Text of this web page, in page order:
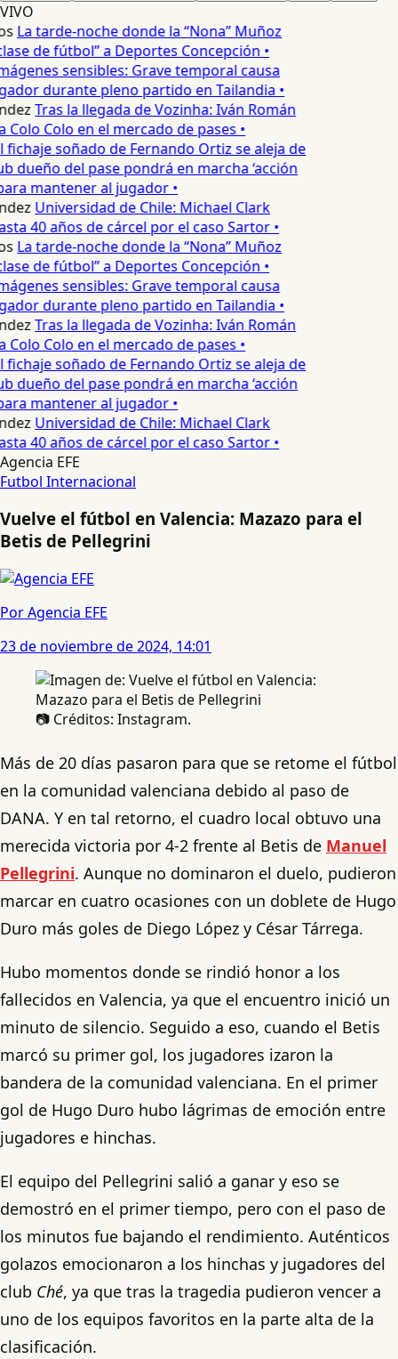
VIVO
La tarde-noche donde la “Nona” Muñoz
de fútbol” a Deportes Concepción •
sensibles: Grave temporal causa
durante pleno partido en Tailandia •
Tras la llegada de Vozinha: Iván Román
Colo en el mercado de pases •
fichaje soñado de Fernando Ortiz se aleja de
dueño del pase pondrá en marcha ‘acción
mantener al jugador •
Universidad de Chile: Michael Clark
40 años de cárcel por el caso Sartor •
La tarde-noche donde la “Nona” Muñoz
de fútbol” a Deportes Concepción •
sensibles: Grave temporal causa
durante pleno partido en Tailandia •
Tras la llegada de Vozinha: Iván Román
Colo en el mercado de pases •
fichaje soñado de Fernando Ortiz se aleja de
dueño del pase pondrá en marcha ‘acción
mantener al jugador •
Universidad de Chile: Michael Clark
40 años de cárcel por el caso Sartor •
Agencia EFE
Futbol Internacional
Vuelve el fútbol en Valencia: Mazazo para el
Betis de Pellegrini
Por Agencia EFE
23 de noviembre de 2024, 14:01
📷 Créditos: Instagram.
Más de 20 días pasaron para que se retome el fútbol
en la comunidad valenciana debido al paso de
DANA. Y en tal retorno, el cuadro local obtuvo una
merecida victoria por 4-2 frente al Betis de Manuel
Pellegrini. Aunque no dominaron el duelo, pudieron
marcar en cuatro ocasiones con un doblete de Hugo
Duro más goles de Diego López y César Tárrega.
Hubo momentos donde se rindió honor a los
fallecidos en Valencia, ya que el encuentro inició un
minuto de silencio. Seguido a eso, cuando el Betis
marcó su primer gol, los jugadores izaron la
bandera de la comunidad valenciana. En el primer
gol de Hugo Duro hubo lágrimas de emoción entre
jugadores e hinchas.
El equipo del Pellegrini salió a ganar y eso se
demostró en el primer tiempo, pero con el paso de
los minutos fue bajando el rendimiento. Auténticos
golazos emocionaron a los hinchas y jugadores del
club Ché, ya que tras la tragedia pudieron vencer a
uno de los equipos favoritos en la parte alta de la
clasificación.